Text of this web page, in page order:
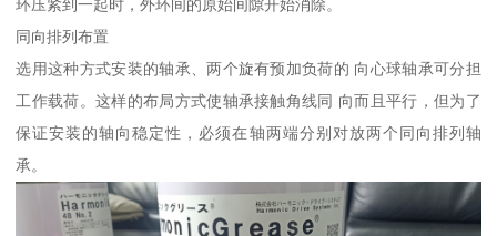
环压紧到一起时，外环间的原始间隙开始消除。
同向排列布置
选用这种方式安装的轴承、两个旋有预加负荷的 向心球轴承可分担
工作载荷。这样的布局方式使轴承接触角线同 向而且平行，但为了
保证安装的轴向稳定性，必须在轴两端分别对放两个同向排列轴
承。